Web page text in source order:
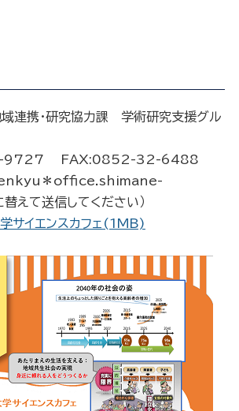
連携・研究協力課 学術研究支援グル
9727 FAX:0852-32-6488
＊office.shimane-
えて送信してください）
サイエンスカフェ(1MB)